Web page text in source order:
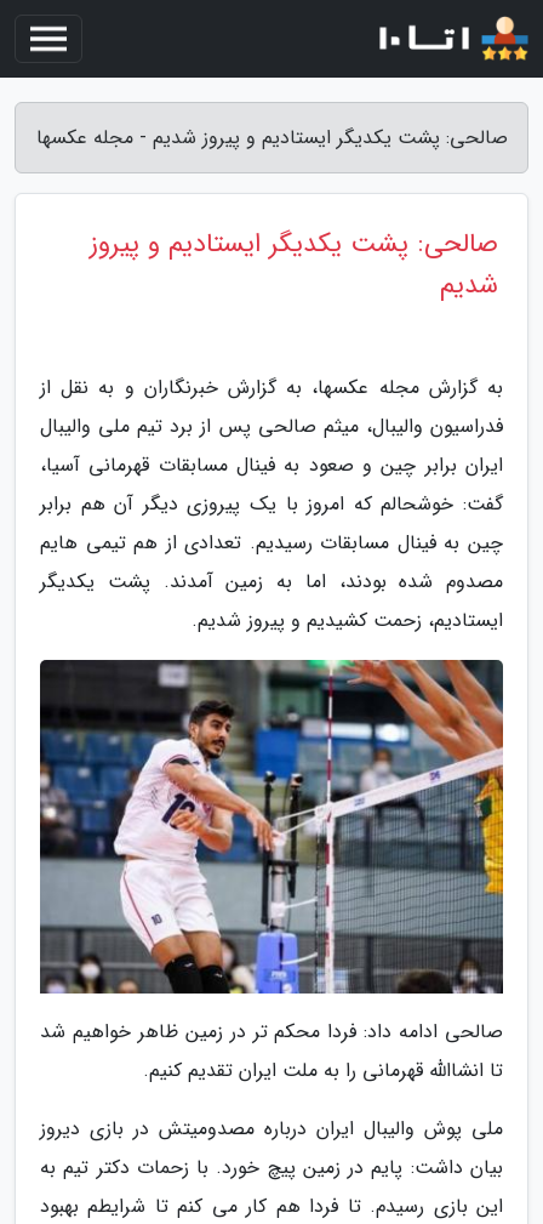
صالحی: پشت یکدیگر ایستادیم و پیروز شدیم - مجله عکسها
صالحی: پشت یکدیگر ایستادیم و پیروز
شدیم
به گزارش مجله عکسها، به گزارش خبرنگاران و به نقل از
فدراسیون والیبال، میثم صالحی پس از برد تیم ملی والیبال
ایران برابر چین و صعود به فینال مسابقات قهرمانی آسیا،
گفت: خوشحالم که امروز با یک پیروزی دیگر آن هم برابر
چین به فینال مسابقات رسیدیم. تعدادی از هم تیمی هایم
مصدوم شده بودند، اما به زمین آمدند. پشت یکدیگر
ایستادیم، زحمت کشیدیم و پیروز شدیم.
صالحی ادامه داد: فردا محکم تر در زمین ظاهر خواهیم شد
تا انشاالله قهرمانی را به ملت ایران تقدیم کنیم.
ملی پوش والیبال ایران درباره مصدومیتش در بازی دیروز
بیان داشت: پایم در زمین پیچ خورد. با زحمات دکتر تیم به
این بازی رسیدم. تا فردا هم کار می کنم تا شرایطم بهبود